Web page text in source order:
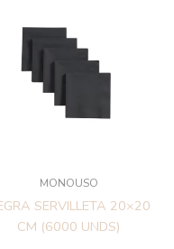
MONOUSO
SERVILLETA 20×20
CM (6000 UNDS)